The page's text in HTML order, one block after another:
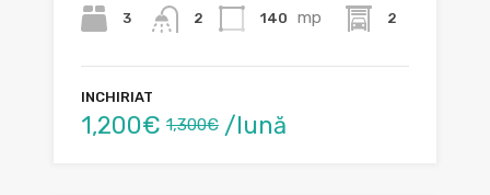
3 2 140 mp 2
INCHIRIAT
1,200€ 1,300€ /lună